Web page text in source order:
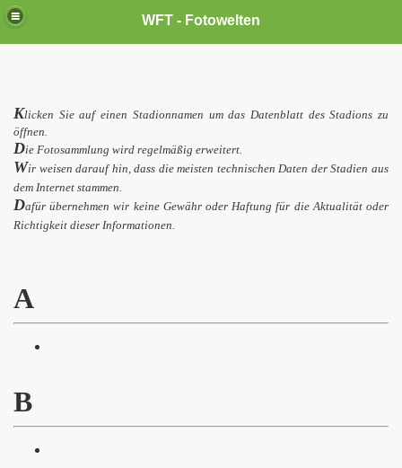
WFT - Fotowelten
Klicken Sieauf einen Stadionnamen um das Datenblatt des Stadions zu
öffnen.
Die Fotosammlung wird regelmäßig erweitert.
Wir weisen darauf hin, dass die meisten technischen Daten der Stadien aus
dem Internet stammen.
Dafür übernehmen wir keine Gewähr oder Haftung für die Aktualität oder
Richtigkeit dieser Informationen.
A
B